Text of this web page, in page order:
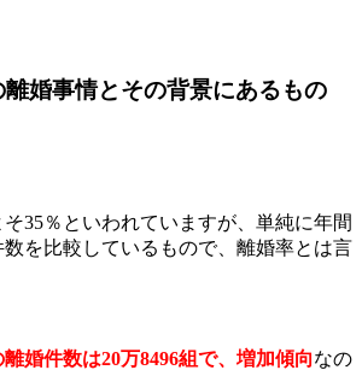
婚事情とその背景にあるもの
35％といわれていますが、単純に年間
を比較しているもので、離婚率とは言
離婚件数は20万8496組で、増加傾向なの